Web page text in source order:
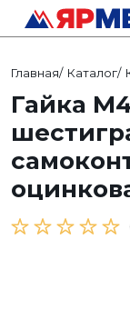
Главная/ Каталог/
Гайка